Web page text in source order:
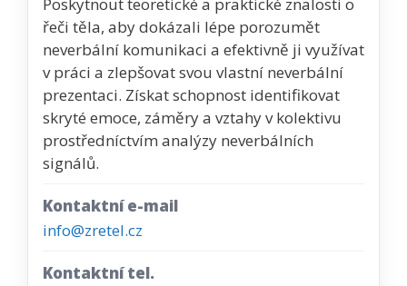
řeči těla, aby dokázali lépe porozumět
neverbální komunikaci a efektivně ji využívat
v práci a zlepšovat svou vlastní neverbální
prezentaci. Získat schopnost identifikovat
skryté emoce, záměry a vztahy v kolektivu
prostředníctvím analýzy neverbálních
signálů.
Kontaktní e-mail
info@zretel.cz
Kontaktní tel.